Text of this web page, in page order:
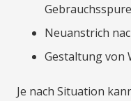
Neuanstrich
Gestaltung von
Je nach Situation